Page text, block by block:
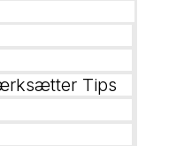
Tips